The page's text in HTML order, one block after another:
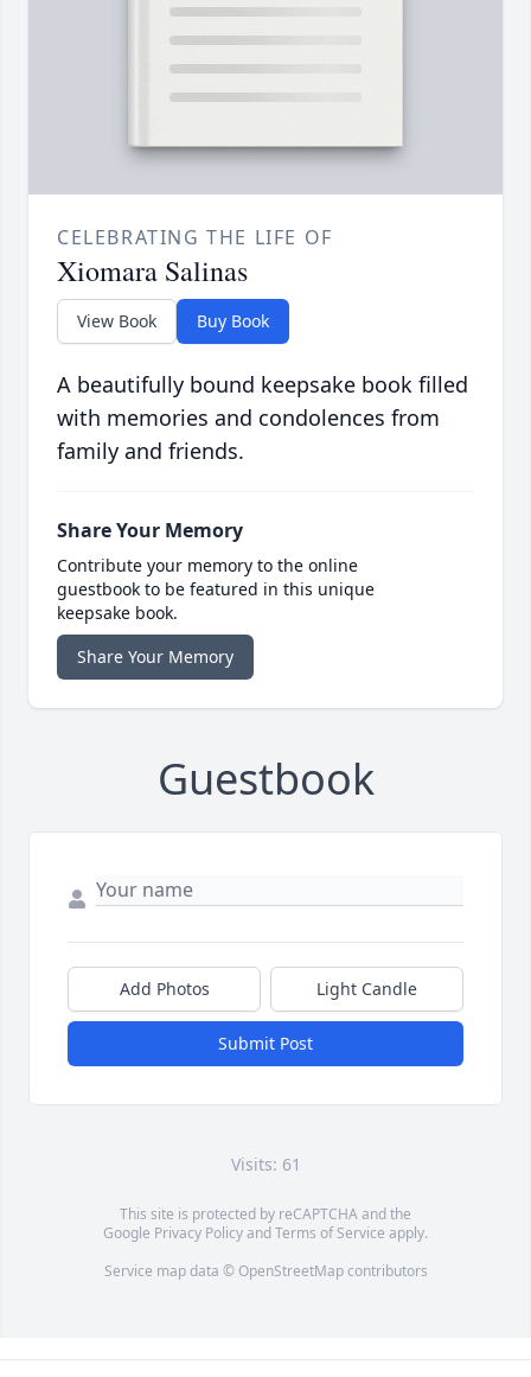
CELEBRATING THE LIFE OF
Xiomara Salinas
View Book Buy Book
A beautifully bound keepsake book filled
with memories and condolences from
family and friends.
Share Your Memory
Contribute your memory to the online
guestbook to be featured in this unique
keepsake book.
Share Your Memory
Guestbook
Add Photos Light Candle
Submit Post
Visits: 61
This site is protected by reCAPTCHA and the
Google Privacy PolicyandTerms of Service apply.
Service map data © OpenStreetMapcontributors